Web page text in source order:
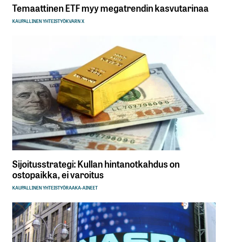
Temaattinen ETF myy megatrendin kasvutarinaa
KAUPALLINEN YHTEISTYÖKVARN X
Sijoitusstrategi: Kullan hintanotkahdus on
ostopaikka, ei varoitus
KAUPALLINEN YHTEISTYÖRAAKA-AINEET